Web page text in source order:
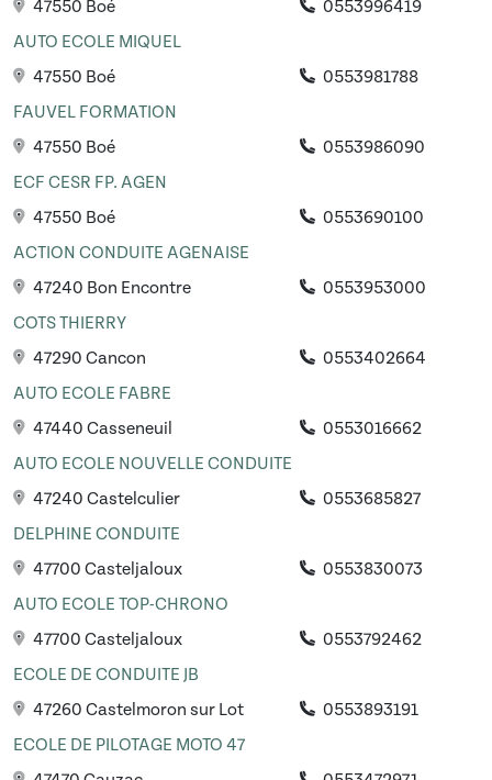
47550 Boé
0553996419
AUTO ECOLE MIQUEL
47550 Boé
0553981788
FAUVEL FORMATION
47550 Boé
0553986090
ECF CESR FP. AGEN
47550 Boé
0553690100
ACTION CONDUITE AGENAISE
47240 Bon Encontre
0553953000
COTS THIERRY
47290 Cancon
0553402664
AUTO ECOLE FABRE
47440 Casseneuil
0553016662
AUTO ECOLE NOUVELLE CONDUITE
47240 Castelculier
0553685827
DELPHINE CONDUITE
47700 Casteljaloux
0553830073
AUTO ECOLE TOP-CHRONO
47700 Casteljaloux
0553792462
ECOLE DE CONDUITE JB
47260 Castelmoron sur Lot
0553893191
ECOLE DE PILOTAGE MOTO 47